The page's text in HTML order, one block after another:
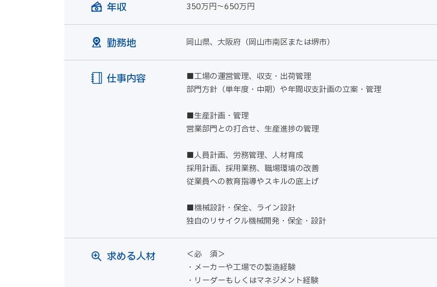
年収 350万円～650万円
勤務地 岡山県、大阪府（岡山市南区または堺市）
仕事内容
■工場の運営管理、収支・出荷管理
部門方針（単年度・中期）や年間収支計画の立案・管理
■生産計画・管理
営業部門との打合せ、生産進捗の管理
■人員計画、労務管理、人材育成
採用計画、採用業務、職場環境の改善
従業員への教育指導やスキルの底上げ
■機械設計・保全、ライン設計
独自のリサイクル機械開発・保全・設計
求める人材
＜必 須＞
・メーカーや工場での製造経験
・リーダーもしくはマネジメント経験